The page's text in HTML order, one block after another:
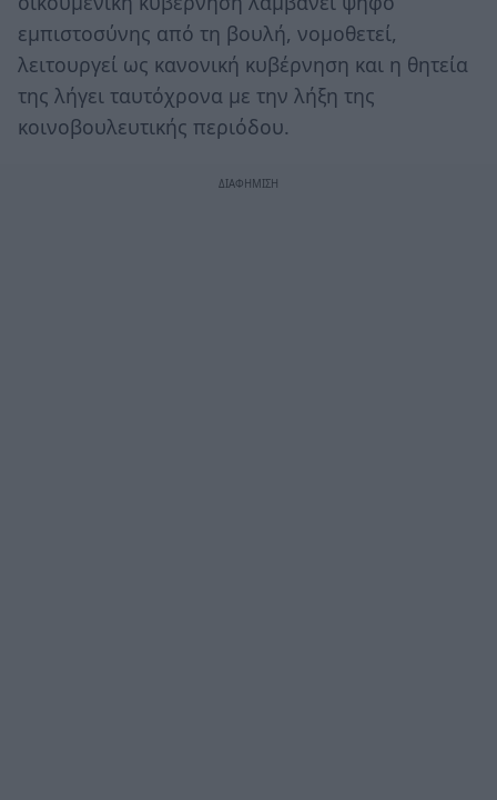
εμπιστοσύνης από τη βουλή, νομοθετεί,
λειτουργεί ως κανονική κυβέρνηση και η θητεία
της λήγει ταυτόχρονα με την λήξη της
κοινοβουλευτικής περιόδου.